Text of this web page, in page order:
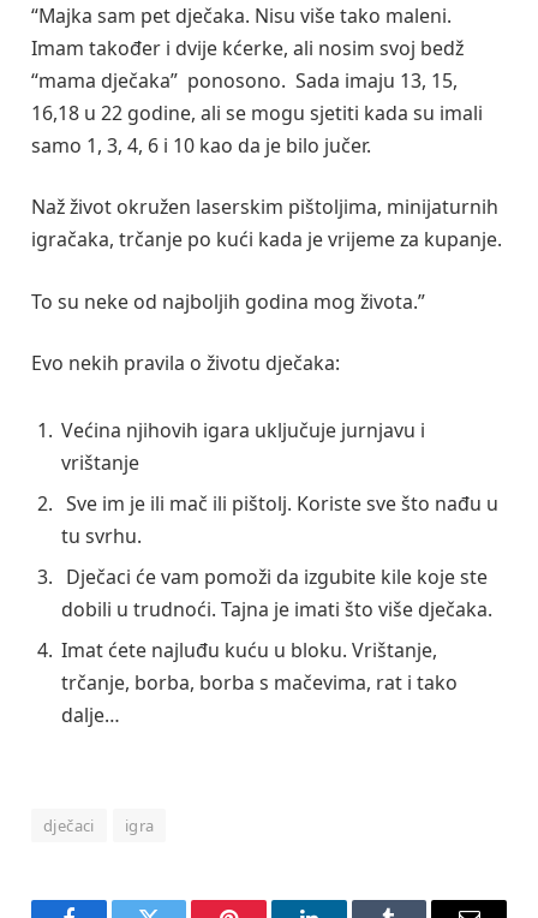
“Majka sam pet dječaka. Nisu više tako maleni.
Imam također i dvije kćerke, ali nosim svoj bedž
“mama dječaka” ponosono. Sada imaju 13, 15,
16,18 u 22 godine, ali se mogu sjetiti kada su imali
samo 1, 3, 4, 6 i 10 kao da je bilo jučer.
Naž život okružen laserskim pištoljima, minijaturnih
igračaka, trčanje po kući kada je vrijeme za kupanje.
To su neke od najboljih godina mog života.”
Evo nekih pravila o životu dječaka:
Većina njihovih igara uključuje jurnjavu i
vrištanje
Sve im je ili mač ili pištolj. Koriste sve što nađu u
tu svrhu.
Dječaci će vam pomoži da izgubite kile koje ste
dobili u trudnoći. Tajna je imati što više dječaka.
Imat ćete najluđu kuću u bloku. Vrištanje,
trčanje, borba, borba s mačevima, rat i tako
dalje…
dječaci igra